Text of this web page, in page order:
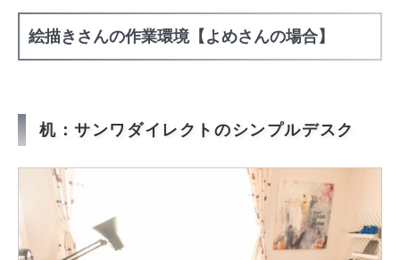
絵描きさんの作業環境【よめさんの場合】
机：サンワダイレクトのシンプルデスク